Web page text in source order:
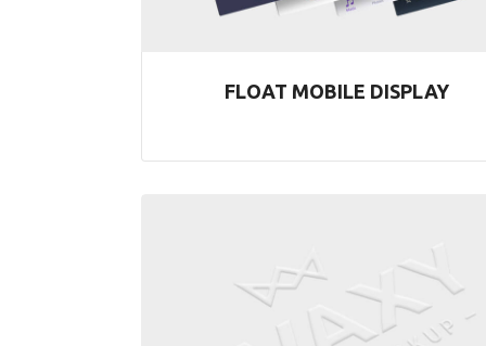
FLOAT MOBILE DISPLAY